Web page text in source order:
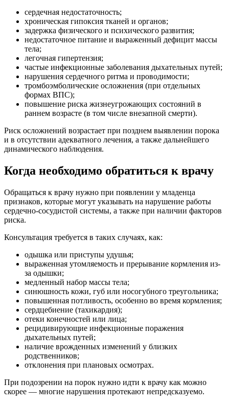
сердечная недостаточность;
хроническая гипоксия тканей и органов;
задержка физического и психического развития;
недостаточное питание и выраженный дефицит массы
тела;
легочная гипертензия;
частые инфекционные заболевания дыхательных путей;
нарушения сердечного ритма и проводимости;
тромбоэмболические осложнения (при отдельных
формах ВПС);
повышение риска жизнеугрожающих состояний в
раннем возрасте (в том числе внезапной смерти).
Риск осложнений возрастает при позднем выявлении порока
и в отсутствии адекватного лечения, а также дальнейшего
динамического наблюдения.
Когда необходимо обратиться к врачу
Обращаться к врачу нужно при появлении у младенца
признаков, которые могут указывать на нарушение работы
сердечно-сосудистой системы, а также при наличии факторов
риска.
Консультация требуется в таких случаях, как:
одышка или приступы удушья;
выраженная утомляемость и прерывание кормления из-
за одышки;
медленный набор массы тела;
синюшность кожи, губ или носогубного треугольника;
повышенная потливость, особенно во время кормления;
сердцебиение (тахикардия);
отеки конечностей или лица;
рецидивирующие инфекционные поражения
дыхательных путей;
наличие врожденных изменений у близких
родственников;
отклонения при плановых осмотрах.
При подозрении на порок нужно идти к врачу как можно
скорее — многие нарушения протекают непредсказуемо.